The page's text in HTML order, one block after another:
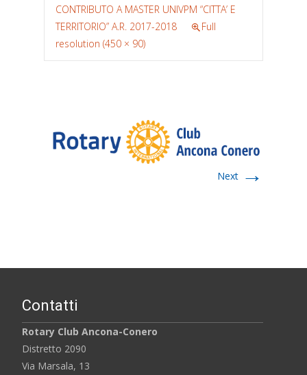
CONTRIBUTO A MASTER UNIVPM “CITTA’ E
TERRITORIO” A.R. 2017-2018
Full
resolution (450 × 90)
Next →
Contatti
Rotary Club Ancona-Conero
Distretto 2090
Via Marsala, 13